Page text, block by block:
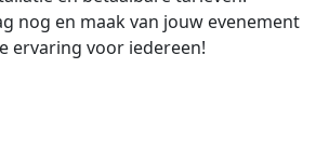
nog en maak van jouw evenement
ervaring voor iedereen!